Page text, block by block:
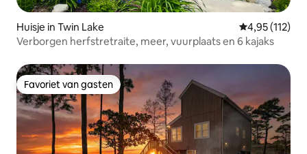
Huisje in Twin Lake Gemiddelde
4,95 (112)
Verborgen herfstretraite, meer, vuurplaats en 6 kajaks
Favoriet van gasten
Favoriet van gasten